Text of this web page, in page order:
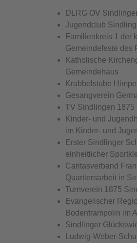
DLRG OV
Jugendclub
Familienkreis 1 der
Gemeindefeste des
Katholische
Gemeindehaus
Krabbelstube
Gesangverein
TV Sindlingen 1875
Kinder- und
im Kinder- und
Erster Sindlinger
einheitlicher
Caritasverband
Quartiersarbeit in
Turnverein 1875
Evangelischer
Bodentrampolin im
Sindlinger
Ludwig-Weber-